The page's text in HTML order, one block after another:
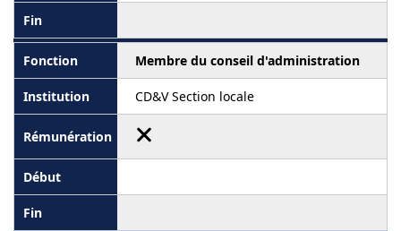
Membre du conseil d'administration
CD&V Section locale